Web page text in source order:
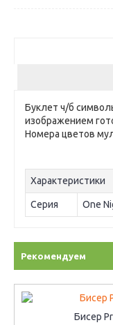
Буклет ч/б
изображением
Номера цветов
Характеристики
Серия One
Рекомендуем
Бисер